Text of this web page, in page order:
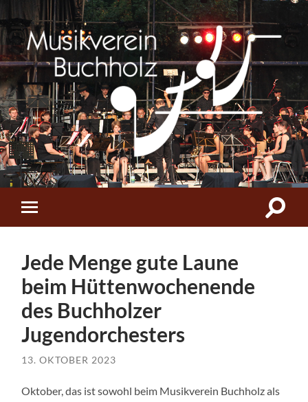
Musikverein
Buchholz
Menü
Jede Menge gute Laune
beim Hüttenwochenende
des Buchholzer
Jugendorchesters
13. OKTOBER 2023
Oktober, das ist sowohl beim Musikverein Buchholz als